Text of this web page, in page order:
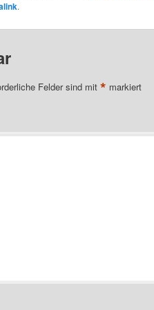
.
Felder sind mit * markiert